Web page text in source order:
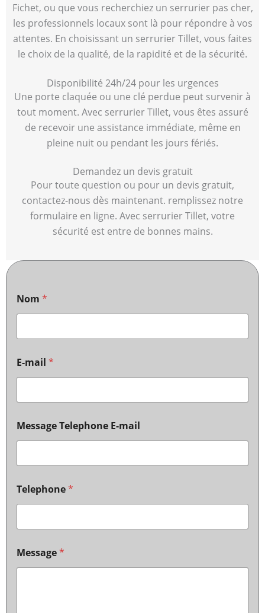
Fichet, ou que vous recherchiez un serrurier pas cher,
les professionnels locaux sont là pour répondre à vos
attentes. En choisissant un serrurier Tillet, vous faites
le choix de la qualité, de la rapidité et de la sécurité.
Disponibilité 24h/24 pour les urgences
Une porte claquée ou une clé perdue peut survenir à
tout moment. Avec serrurier Tillet, vous êtes assuré
de recevoir une assistance immédiate, même en
pleine nuit ou pendant les jours fériés.
Demandez un devis gratuit
Pour toute question ou pour un devis gratuit,
contactez-nous dès maintenant. remplissez notre
formulaire en ligne. Avec serrurier Tillet, votre
sécurité est entre de bonnes mains.
Nom *
E-mail *
Message Telephone E-mail
Telephone*
Message*